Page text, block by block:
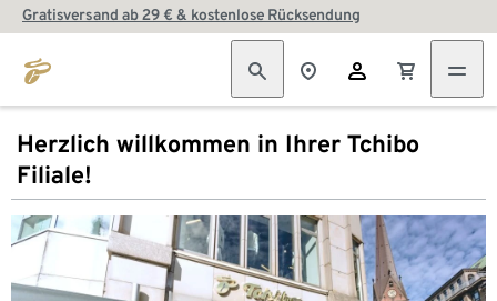
Gratisversand ab 29 € & kostenlose Rücksendung
Herzlich willkommen in Ihrer Tchibo
Filiale!